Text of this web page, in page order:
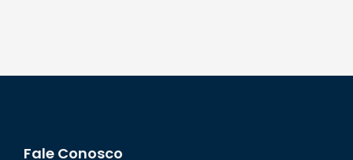
Fale Conosco